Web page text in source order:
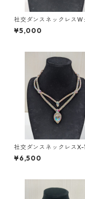
社交ダンスネックレスW
スアクセサリーベリーダ
ブライダルアクセサリー
¥5,000
社交ダンスネックレスX-
スアクセサリーベリーダ
ブライダルアクセサリー
¥6,500